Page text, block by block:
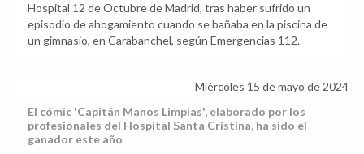
Hospital 12 de Octubre de Madrid, tras haber sufrido un
episodio de ahogamiento cuando se bañaba en la piscina de
un gimnasio, en Carabanchel, según Emergencias 112.
Miércoles 15 de mayo de 2024
El cómic 'Capitán Manos Limpias', elaborado por los
profesionales del Hospital Santa Cristina, ha sido el
ganador este año